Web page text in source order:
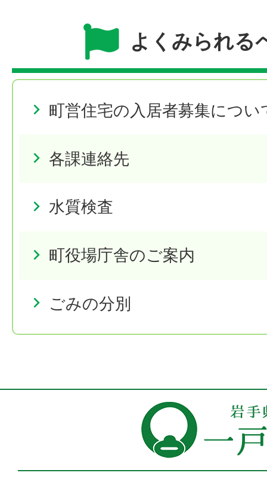
よくみられる
町営住宅の入居者募集につい
各課連絡先
水質検査
町役場庁舎のご案内
ごみの分別